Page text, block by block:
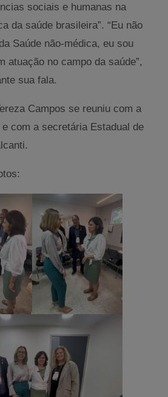
sociais e humanas na
da saúde brasileira”. “Eu não
Saúde não-médica, eu sou
atuação no campo da saúde”,
sua fala.
Campos se reuniu com a
com a secretária Estadual de